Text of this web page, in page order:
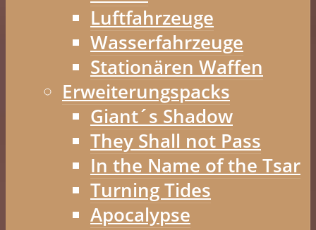
Luftfahrzeuge
Wasserfahrzeuge
Stationären Waffen
Erweiterungspacks
Giant´s Shadow
They Shall not Pass
In the Name of the Tsar
Turning Tides
Apocalypse